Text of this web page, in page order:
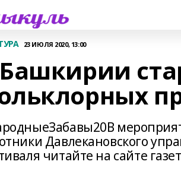
23 ИЮЛЯ 2020, 13:00
Давлекановского
читайте на сайте